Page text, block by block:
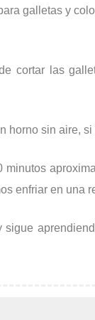
galletas y
cortar las
horno sin aire, si
enfriar en una
sigue